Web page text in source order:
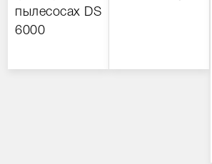
пылесосах DS
6000